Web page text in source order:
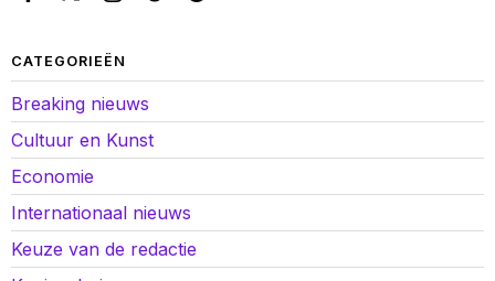
CATEGORIEËN
Breaking nieuws
Cultuur en Kunst
Economie
Internationaal nieuws
Keuze van de redactie